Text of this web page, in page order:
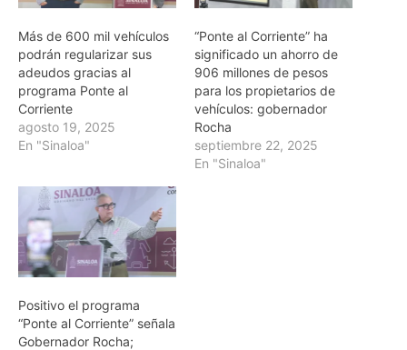
Más de 600 mil vehículos
podrán regularizar sus
adeudos gracias al
programa Ponte al
Corriente
agosto 19, 2025
En "Sinaloa"
“Ponte al Corriente” ha
significado un ahorro de
906 millones de pesos
para los propietarios de
vehículos: gobernador
Rocha
septiembre 22, 2025
En "Sinaloa"
Positivo el programa
“Ponte al Corriente” señala
Gobernador Rocha;